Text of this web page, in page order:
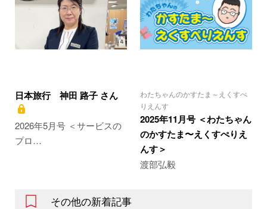
日本旅行 神田 路子 さん
2026年5月号 ＜サービスの
プロ…
わたちゃんのかすたま～えくすぺ
りえんす
2025年11月号 ＜わたちゃん
のかすたま〜えくすぺりえ
んす＞
渡部弘毅
その他の新着記事